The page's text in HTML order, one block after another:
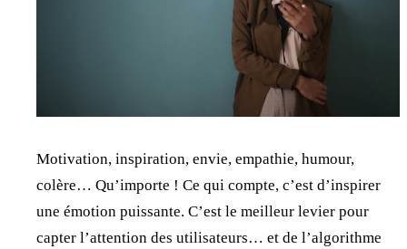
Motivation, inspiration, envie, empathie, humour,
colère… Qu’importe ! Ce qui compte, c’est d’inspirer
une émotion puissante. C’est le meilleur levier pour
capter l’attention des utilisateurs… et de l’algorithme